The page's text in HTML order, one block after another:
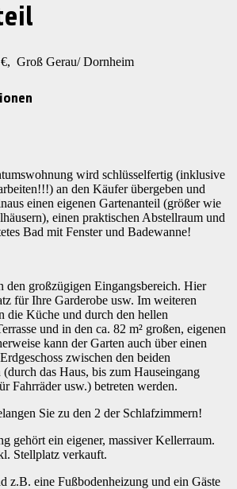
Groß Gerau/ Dornheim
wird schlüsselfertig (inklusive
an den Käufer übergeben und
einen eigenen Gartenanteil (größer wie
einen praktischen Abstellraum und
Bad mit Fenster und Badewanne!
den großzügigen Eingangsbereich. Hier
für Ihre Garderobe usw. Im weiteren
die Küche und durch den hellen
und in den ca. 82 m² großen, eigenen
kann der Garten auch über einen
zwischen den beiden
das Haus, bis zum Hauseingang
Fahrräder usw.) betreten werden.
Sie zu den 2 der Schlafzimmern!
gehört ein eigener, massiver Kellerraum.
Stellplatz verkauft.
z.B. eine Fußbodenheizung und ein Gäste